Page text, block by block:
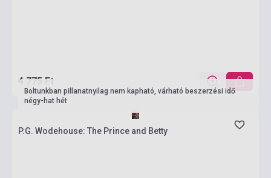
4 775 Ft
Boltunkban pillanatnyilag nem kapható, várható beszerzési idő
négy-hat hét
P.G. Wodehouse: The Prince and Betty